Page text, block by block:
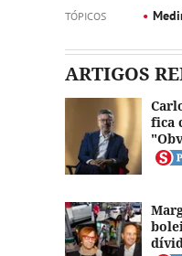
TÓPICOS
ARTIGOS
fica